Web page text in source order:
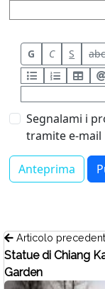
G C S
Segnalami i
tramite e-mail
Articolo
Statue di Chiang
Garden